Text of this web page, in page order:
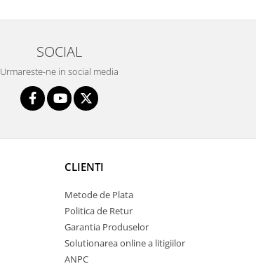
SOCIAL
Urmareste-ne in social media
CLIENTI
Metode de Plata
Politica de Retur
Garantia Produselor
Solutionarea online a litigiilor
ANPC